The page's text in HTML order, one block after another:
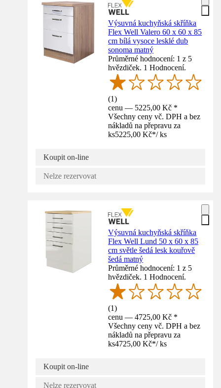
Výsuvná kuchyňská skříňka
Flex Well Valero 60 x 60 x 85
cm bílá vysoce lesklé dub
sonoma matný
Průměrné hodnocení: 1 z 5
hvězdiček. 1 Hodnocení.
(1)
cenu — 5225,00 Kč *
Všechny ceny vč. DPH a bez
nákladů na přepravu za
ks5225,00 Kč*/ ks
Koupit on-line
Nelze rezervovat
Výsuvná kuchyňská skříňka
Flex Well Lund 50 x 60 x 85
cm světle šedá lesk kouřově
šedá matný
Průměrné hodnocení: 1 z 5
hvězdiček. 1 Hodnocení.
(1)
cenu — 4725,00 Kč *
Všechny ceny vč. DPH a bez
nákladů na přepravu za
ks4725,00 Kč*/ ks
Koupit on-line
Nelze rezervovat